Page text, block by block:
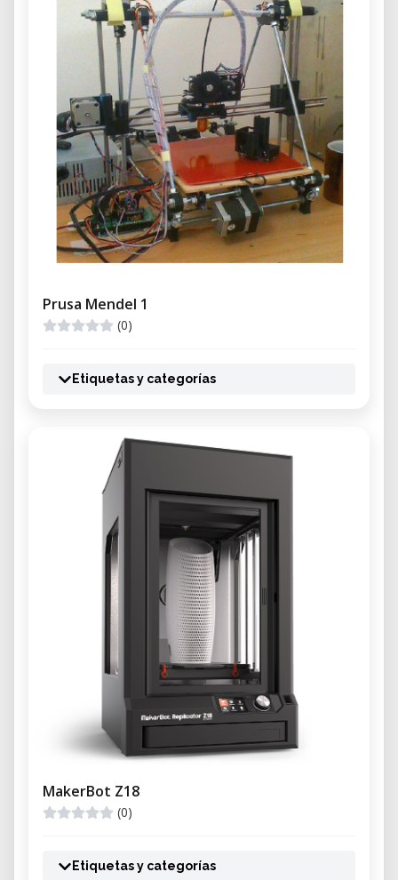
Prusa Mendel 1
(0)
Etiquetas y categorías
MakerBot Z18
(0)
Etiquetas y categorías